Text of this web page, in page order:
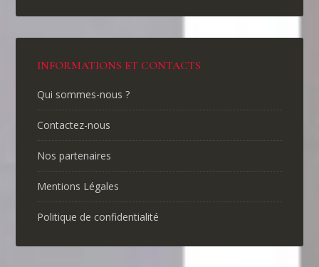
INFORMATIONS ET CONTACTS
Qui sommes-nous ?
Contactez-nous
Nos partenaires
Mentions Légales
Politique de confidentialité